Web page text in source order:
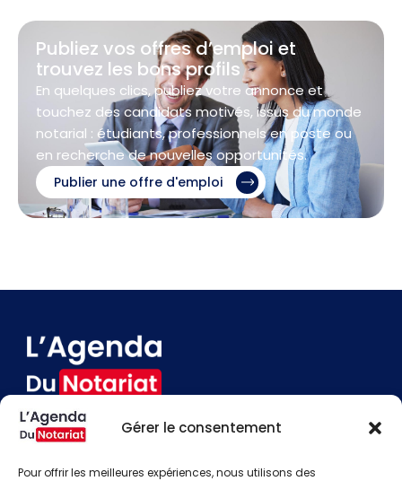
Gérer le consentement
Pour offrir les meilleures expériences, nous utilisons des
Publiez vos offres d’emploi et
trouvez les bons profils
En quelques clics, publiez votre annonce et
touchez des candidats motivés, issus du monde
notarial : étudiants, professionnels en poste ou
en recherche de nouvelles opportunités.
Publier une offre d'emploi
Contact